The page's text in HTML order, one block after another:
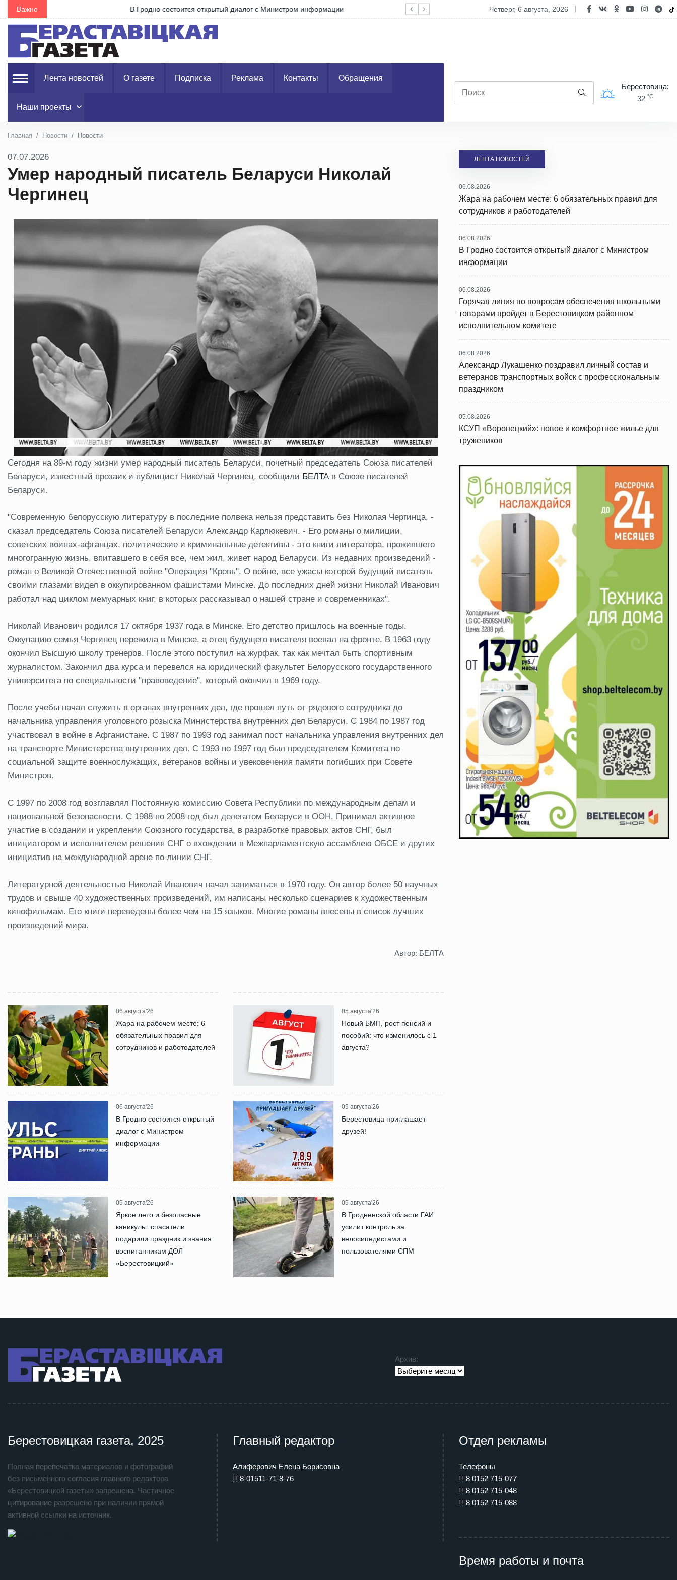
Важно В Гродно состоится открытый диалог с Министром информации Горячая линия по вопросам обеспечения школьными товарами
четверг, 6 августа, 2026
Лента новостей О газете Подписка Реклама Контакты Обращения
Наши проекты
Берестовица:
32 °C
Главная Новости Новости
07.07.2026
Умер народный писатель Беларуси Николай
Чергинец
Сегодня на 89-м году жизни умер народный писатель Беларуси, почетный председатель Союза писателей
Беларуси, известный прозаик и публицист Николай Чергинец, сообщили БЕЛТАв Союзе писателей
Беларуси.
"Современную белорусскую литературу в последние полвека нельзя представить без Николая Чергинца, -
сказал председатель Союза писателей Беларуси Александр Карлюкевич. - Его романы о милиции,
советских воинах-афганцах, политические и криминальные детективы - это книги литератора, прожившего
многогранную жизнь, впитавшего в себя все, чем жил, живет народ Беларуси. Из недавних произведений -
роман о Великой Отечественной войне "Операция "Кровь". О войне, все ужасы которой будущий писатель
своими глазами видел в оккупированном фашистами Минске. До последних дней жизни Николай Иванович
работал над циклом мемуарных книг, в которых рассказывал о нашей стране и современниках".
Николай Иванович родился 17 октября 1937 года в Минске. Его детство пришлось на военные годы.
Оккупацию семья Чергинец пережила в Минске, а отец будущего писателя воевал на фронте. В 1963 году
окончил Высшую школу тренеров. После этого поступил на журфак, так как мечтал быть спортивным
журналистом. Закончил два курса и перевелся на юридический факультет Белорусского государственного
университета по специальности "правоведение", который окончил в 1969 году.
После учебы начал служить в органах внутренних дел, где прошел путь от рядового сотрудника до
начальника управления уголовного розыска Министерства внутренних дел Беларуси. С 1984 по 1987 год
участвовал в войне в Афганистане. С 1987 по 1993 год занимал пост начальника управления внутренних дел
на транспорте Министерства внутренних дел. С 1993 по 1997 год был председателем Комитета по
социальной защите военнослужащих, ветеранов войны и увековечения памяти погибших при Совете
Министров.
C 1997 по 2008 год возглавлял Постоянную комиссию Совета Республики по международным делам и
национальной безопасности. С 1988 по 2008 год был делегатом Беларуси в ООН. Принимал активное
участие в создании и укреплении Союзного государства, в разработке правовых актов СНГ, был
инициатором и исполнителем решения СНГ о вхождении в Межпарламентскую ассамблею ОБСЕ и других
инициатив на международной арене по линии СНГ.
Литературной деятельностью Николай Иванович начал заниматься в 1970 году. Он автор более 50 научных
трудов и свыше 40 художественных произведений, им написаны несколько сценариев к художественным
кинофильмам. Его книги переведены более чем на 15 языков. Многие романы внесены в список лучших
произведений мира.
Автор: БЕЛТА
06 августа'26
Жара на рабочем месте: 6
обязательных правил для
сотрудников и работодателей
06 августа'26
В Гродно состоится открытый
диалог с Министром
информации
05 августа'26
Яркое лето и безопасные
каникулы: спасатели
подарили праздник и знания
воспитанникам ДОЛ
«Берестовицкий»
05 августа'26
Новый БМП, рост пенсий и
пособий: что изменилось с 1
августа?
05 августа'26
Берестовица приглашает
друзей!
05 августа'26
В Гродненской области ГАИ
усилит контроль за
велосипедистами и
пользователями СПМ
ЛЕНТА НОВОСТЕЙ
06.08.2026
Жара на рабочем месте: 6 обязательных правил для
сотрудников и работодателей
06.08.2026
В Гродно состоится открытый диалог с Министром
информации
06.08.2026
Горячая линия по вопросам обеспечения школьными
товарами пройдет в Берестовицком районном
исполнительном комитете
06.08.2026
Александр Лукашенко поздравил личный состав и
ветеранов транспортных войск с профессиональным
праздником
05.08.2026
КСУП «Воронецкий»: новое и комфортное жилье для
тружеников
Архив:
Берестовицкая газета, 2025
Полная перепечатка материалов и фотографий
без письменного согласия главного редактора
«Берестовицкой газеты» запрещена. Частичное
цитирование разрешено при наличии прямой
активной ссылки на источник.
Главный редактор
Алиферович Елена Борисовна
8-01511-71-8-76
Отдел рекламы
Телефоны
8 0152 715-077
8 0152 715-048
8 0152 715-088
Время работы и почта